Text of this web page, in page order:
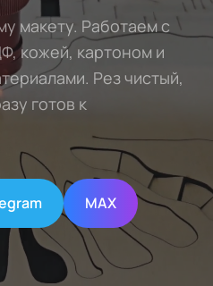
MAX
макету. Работаем с
кожей, картоном и
Рез чистый,
готов к
MAX